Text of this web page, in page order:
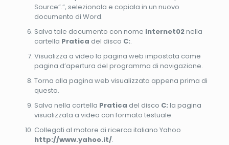
Source”.”, selezionala e copiala in un nuovo
documento di Word.
Salva tale documento con nome Internet02nella
cartella Pratica del disco C:.
Visualizza a video la pagina web impostata come
pagina d’apertura del programma di navigazione.
Torna alla pagina web visualizzata appena prima di
questa.
Salva nella cartella Pratica del disco C: la pagina
visualizzata a video con formato testuale.
Collegati al motore di ricerca italiano Yahoo
http://www.yahoo.it/.